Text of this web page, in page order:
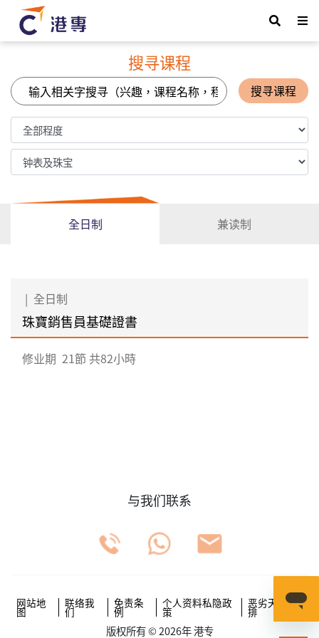
搜寻课程
搜寻课程
全日制 兼读制
| 全日制
珠寶銷售員基礎證書
修业期 21節 共82小時
与我们联系
网站地
图
联络我
们
免责条
例
个人资料私隐政
策
恶劣天气安
排
版权所有 © 2026年 港专